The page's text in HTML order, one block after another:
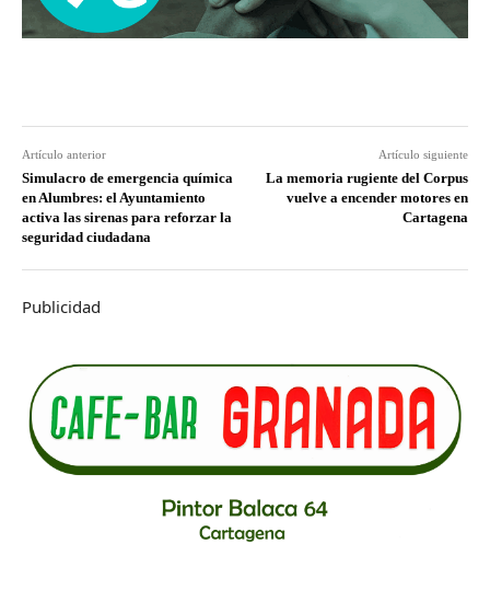
Artículo anterior
Simulacro de emergencia química
en Alumbres: el Ayuntamiento
activa las sirenas para reforzar la
seguridad ciudadana
Artículo siguiente
La memoria rugiente del Corpus
vuelve a encender motores en
Cartagena
Publicidad